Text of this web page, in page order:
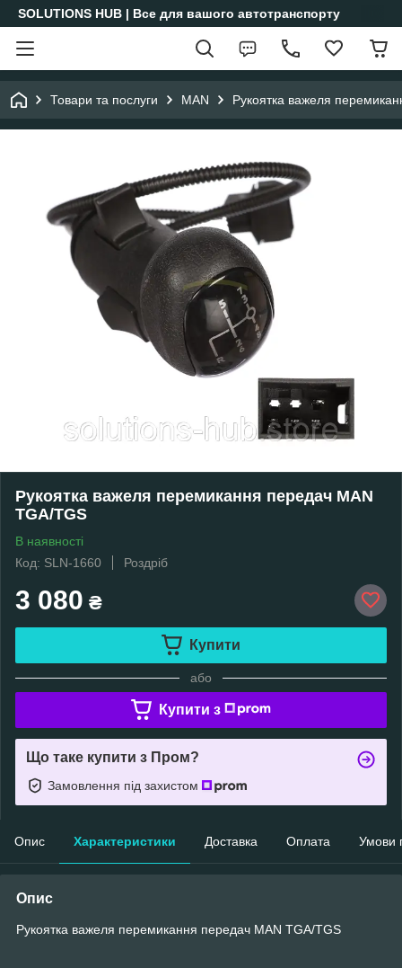
SOLUTIONS HUB | Все для вашого автотранспорту
Товари та послуги MAN Рукоятка важеля
Рукоятка важеля перемикання передач MAN
TGA/TGS
В наявності
Код: SLN-1660
Роздріб
3 080 ₴
Купити
або
Купити з
Що таке купити з Пром?
Замовлення під захистом
Опис Характеристики Доставка Оплата Умови
Опис
Рукоятка важеля перемикання передач MAN TGA/TGS